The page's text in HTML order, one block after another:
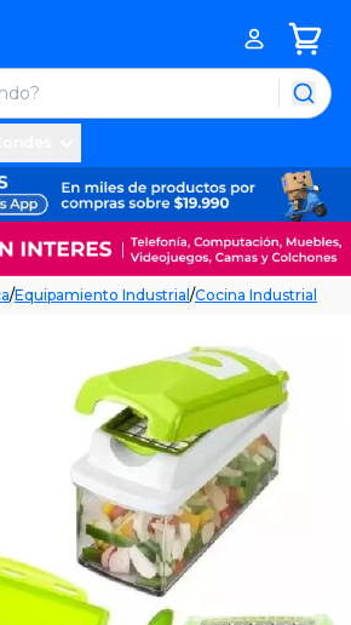
/Equipamiento Industrial/Cocina Industrial